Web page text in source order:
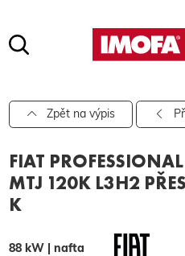
Pro vyhledávání zadejte alespoň
Zpět na výpis
FIAT
MTJ 120K L3H2
K
88 kW | nafta